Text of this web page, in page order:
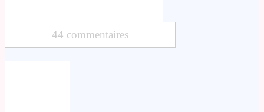
44 commentaires